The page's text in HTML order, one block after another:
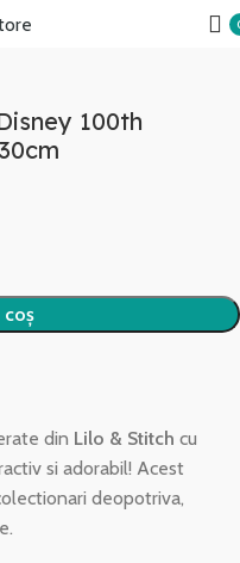
100th
coș
din Lilo & Stitch cu
si adorabil! Acest
deopotriva,